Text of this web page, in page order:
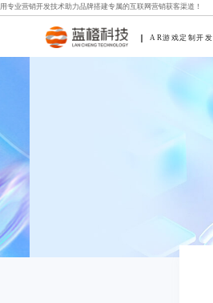
用专业营销开发技术助力品牌搭建专属的互联网营销获客渠道！
AR游戏定制开发